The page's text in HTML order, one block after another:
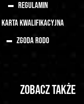
Regulamin
Karta Kwalifikacyjna
Zgoda RODO
Zobacz także